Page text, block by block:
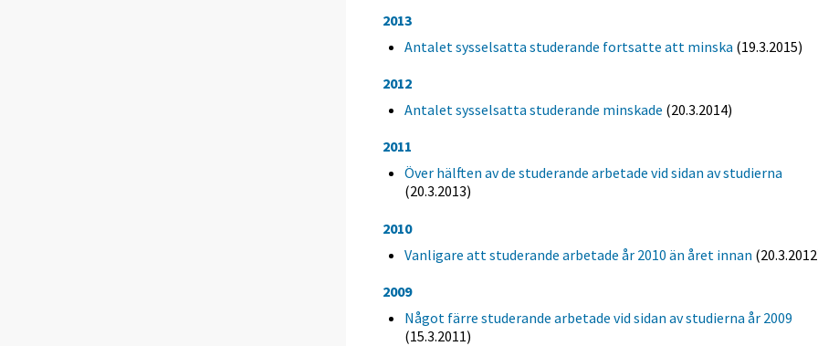
2013
Antalet sysselsatta studerande fortsatte att minska (19.3.2015)
2012
Antalet sysselsatta studerande minskade (20.3.2014)
2011
Över hälften av de studerande arbetade vid sidan av studierna
(20.3.2013)
2010
Vanligare att studerande arbetade år 2010 än året innan
2009
Något färre studerande arbetade vid sidan av studierna år 2009
(15.3.2011)